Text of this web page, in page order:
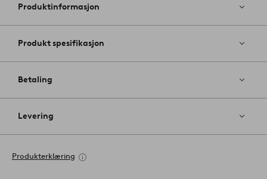
Produktinformasjon
Produkt spesifikasjon
Betaling
Levering
Produkterklæring